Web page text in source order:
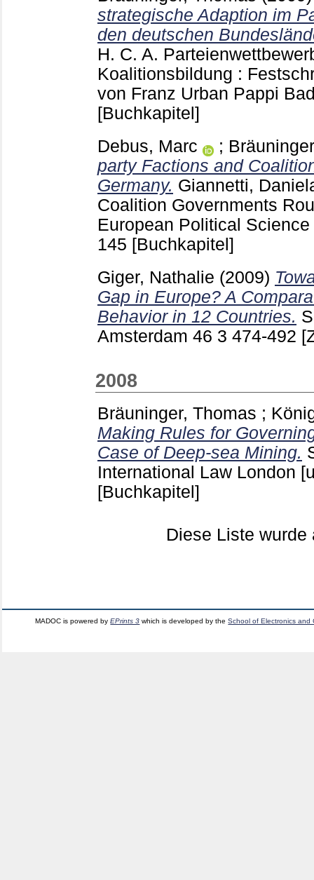
strategische Adaption im
den deutschen
H. C. A.
Koalitionsbildung :
von Franz Urban Pappi
[Buchkapitel]
Debus, Marc
;
party Factions and
Germany. Giannetti,
Coalition Governments
European Political
145 [Buchkapitel]
Giger, Nathalie (2009)
Gap in Europe? A
Behavior in 12 Countries.
Amsterdam 46 3 474-492
2008
Bräuninger, Thomas ;
Making Rules for
Case of Deep-sea Mining.
International Law London
[Buchkapitel]
Diese Liste
MADOC is powered byEPrints 3 which is developed by theSchool of Electronics and